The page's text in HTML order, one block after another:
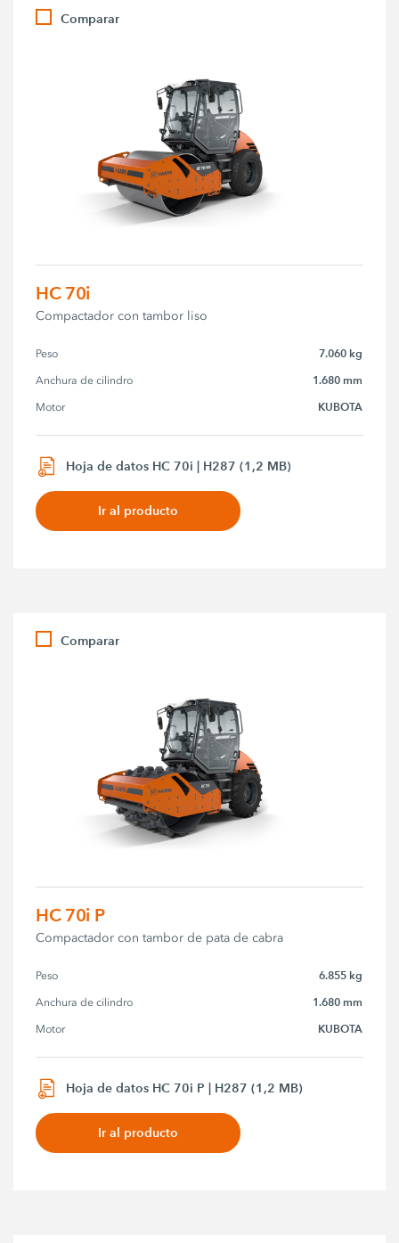
Comparar
HC 70i
Compactador con tambor liso
Peso 7.060 kg
Anchura de cilindro 1.680 mm
Motor KUBOTA
Hoja de datos HC 70i | H287 (1,2 MB)
Ir al producto
Comparar
HC 70i P
Compactador con tambor de pata de cabra
Peso 6.855 kg
Anchura de cilindro 1.680 mm
Motor KUBOTA
Hoja de datos HC 70i P | H287 (1,2 MB)
Ir al producto